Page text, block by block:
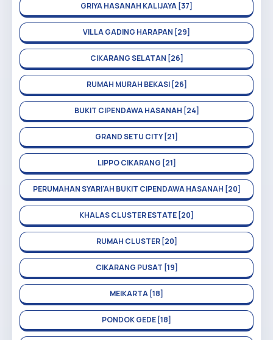
GRIYA HASANAH KALIJAYA [37]
VILLA GADING HARAPAN [29]
CIKARANG SELATAN [26]
RUMAH MURAH BEKASI [26]
BUKIT CIPENDAWA HASANAH [24]
GRAND SETU CITY [21]
LIPPO CIKARANG [21]
PERUMAHAN SYARI'AH BUKIT CIPENDAWA HASANAH [20]
KHALAS CLUSTER ESTATE [20]
RUMAH CLUSTER [20]
CIKARANG PUSAT [19]
MEIKARTA [18]
PONDOK GEDE [18]